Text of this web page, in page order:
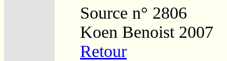
Source n° 2806
Koen Benoist 2007
Retour